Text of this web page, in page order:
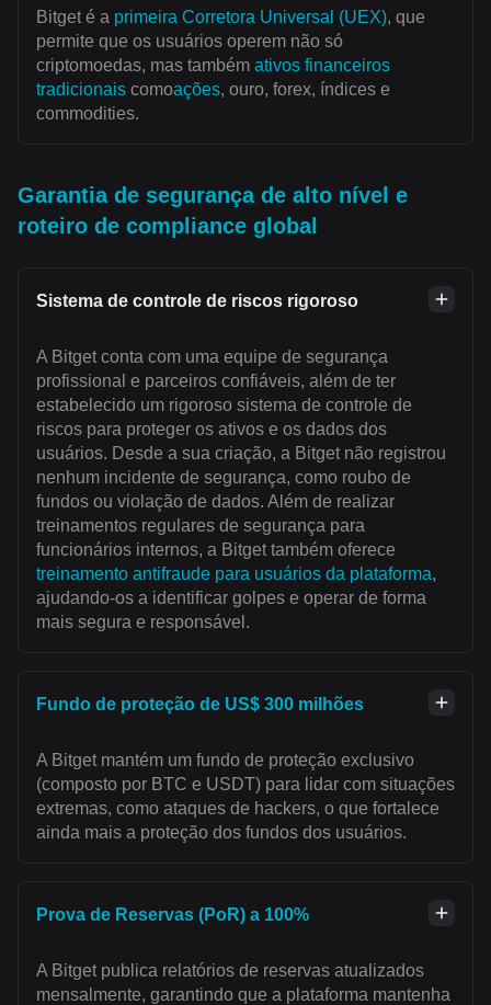
Bitget é a primeira Corretora Universal (UEX), que
permite que os usuários operem não só
criptomoedas, mas também ativos financeiros
tradicionais comoações, ouro, forex, índices e
commodities.
Garantia de segurança de alto nível e
roteiro de compliance global
Sistema de controle de riscos rigoroso
A Bitget conta com uma equipe de segurança
profissional e parceiros confiáveis, além de ter
estabelecido um rigoroso sistema de controle de
riscos para proteger os ativos e os dados dos
usuários. Desde a sua criação, a Bitget não registrou
nenhum incidente de segurança, como roubo de
fundos ou violação de dados. Além de realizar
treinamentos regulares de segurança para
funcionários internos, a Bitget também oferece
treinamento antifraude para usuários da plataforma,
ajudando-os a identificar golpes e operar de forma
mais segura e responsável.
Fundo de proteção de US$ 300 milhões
A Bitget mantém um fundo de proteção exclusivo
(composto por BTC e USDT) para lidar com situações
extremas, como ataques de hackers, o que fortalece
ainda mais a proteção dos fundos dos usuários.
Prova de Reservas (PoR) a 100%
A Bitget publica relatórios de reservas atualizados
mensalmente, garantindo que a plataforma mantenha